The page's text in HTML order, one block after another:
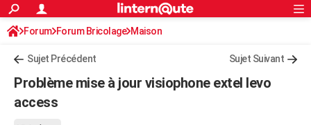
ACTUALITÉS
Politique
Société
Faits Divers
Education
Monde
Villes
+
FINANCE
S'inscrire
Connexion
Forum Forum Bricolage Maison
Sujet Précédent Sujet Suivant
Problème mise à jour visiophone extel levo
access